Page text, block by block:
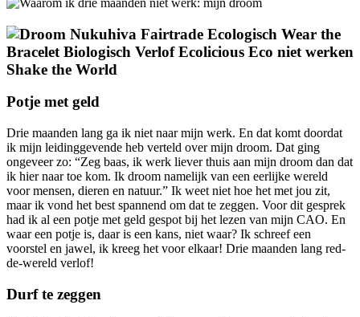
Potje met geld
Drie maanden lang ga ik niet naar mijn werk. En dat komt doordat
ik mijn leidinggevende heb verteld over mijn droom. Dat ging
ongeveer zo: “Zeg baas, ik werk liever thuis aan mijn droom dan dat
ik hier naar toe kom. Ik droom namelijk van een eerlijke wereld
voor mensen, dieren en natuur.” Ik weet niet hoe het met jou zit,
maar ik vond het best spannend om dat te zeggen. Voor dit gesprek
had ik al een potje met geld gespot bij het lezen van mijn CAO. En
waar een potje is, daar is een kans, niet waar? Ik schreef een
voorstel en jawel, ik kreeg het voor elkaar! Drie maanden lang red-
de-wereld verlof!
Durf te zeggen